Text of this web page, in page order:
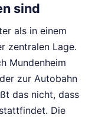
sind
als in einem
zentralen Lage.
Mundenheim
zur Autobahn
das nicht, dass
Die